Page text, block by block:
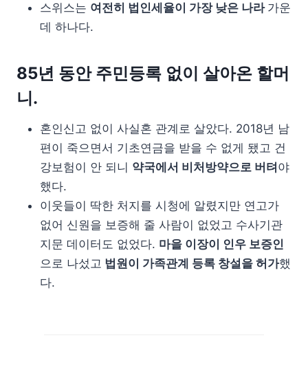
스위스는 여전히 법인세율이 가장 낮은 나라 가운
데 하나다.
85년 동안 주민등록 없이 살아온 할머
니.
혼인신고 없이 사실혼 관계로 살았다. 2018년 남
편이 죽으면서 기초연금을 받을 수 없게 됐고 건
강보험이 안 되니 약국에서 비처방약으로 버텨 야
했다.
이웃들이 딱한 처지를 시청에 알렸지만 연고가
없어 신원을 보증해 줄 사람이 없었고 수사기관
지문 데이터도 없었다. 마을 이장이 인우 보증인
으로 나섰고 법원이 가족관계 등록 창설을 허가했
다.